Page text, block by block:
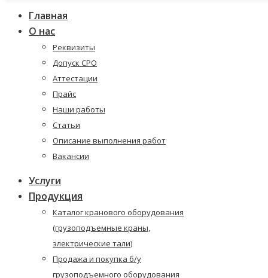
Главная
О нас
Реквизиты
Допуск СРО
Аттестации
Прайс
Наши работы
Статьи
Описание выполнения работ
Вакансии
Услуги
Продукция
Каталог кранового оборудования
(грузоподъемные краны,
электрические тали)
Продажа и покупка б/у
грузоподъемного оборудования